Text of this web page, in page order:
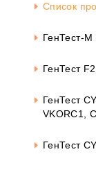
Список
ГенТест-M
ГенТест
ГенТест
VKORC1,
ГенТест